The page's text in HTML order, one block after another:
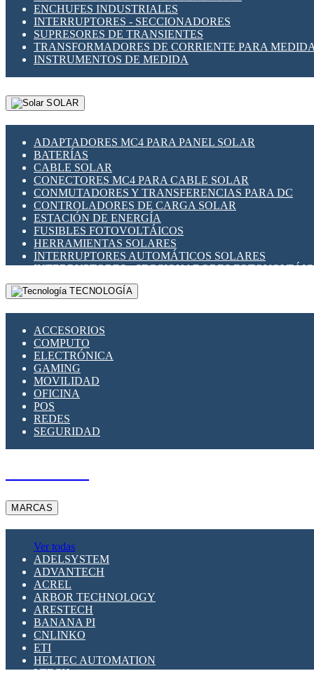
ENCHUFES INDUSTRIALES
INTERRUPTORES - SECCIONADORES
SUPRESORES DE TRANSIENTES
TRANSFORMADORES DE CORRIENTE PARA
INSTRUMENTOS DE MEDIDA
SOLAR
ADAPTADORES MC4 PARA PANEL SOLAR
BATERÍAS
CABLE SOLAR
CONECTORES MC4 PARA CABLE SOLAR
CONMUTADORES Y TRANSFERENCIAS PARA DC
CONTROLADORES DE CARGA SOLAR
ESTACIÓN DE ENERGÍA
FUSIBLES FOTOVOLTÁICOS
HERRAMIENTAS SOLARES
INTERRUPTORES AUTOMÁTICOS SOLARES
INTERRUPTORES - SECCIONADORES
MONTAJE PANEL SOLAR
PORTA FUSIBLES Y SECCIONADORES
TECNOLOGÍA
ACCESORIOS
COMPUTO
ELECTRÓNICA
GAMING
MOVILIDAD
OFICINA
POS
REDES
SEGURIDAD
MARCAS
Ver todas
ADELSYSTEM
ADVANTECH
ACREL
ARBOR TECHNOLOGY
ARESTECH
BANANA PI
CNLINKO
ETI
HELTEC AUTOMATION
LTECH